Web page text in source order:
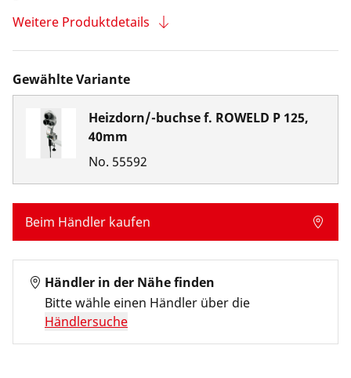
Weitere Produktdetails
Gewählte Variante
Heizdorn/-buchse f. ROWELD P 125,
40mm
No. 55592
Beim Händler kaufen
Händler in der Nähe finden
Bitte wähle einen Händler über die
Händlersuche